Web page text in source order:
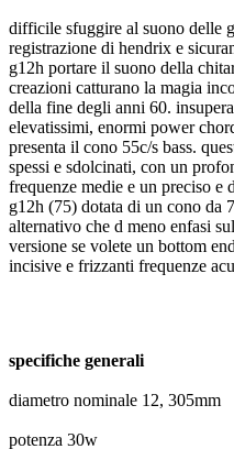
difficile sfuggire al suono delle
registrazione di hendrix e
g12h portare il suono della
creazioni catturano la magia
della fine degli anni 60.
elevatissimi, enormi power
presenta il cono 55c/s bass.
spessi e sdolcinati, con un
frequenze medie e un preciso e
g12h (75) dotata di un cono da
alternativo che d meno enfasi
versione se volete un bottom
incisive e frizzanti frequenze
specifiche generali
diametro nominale 12, 305mm
potenza 30w